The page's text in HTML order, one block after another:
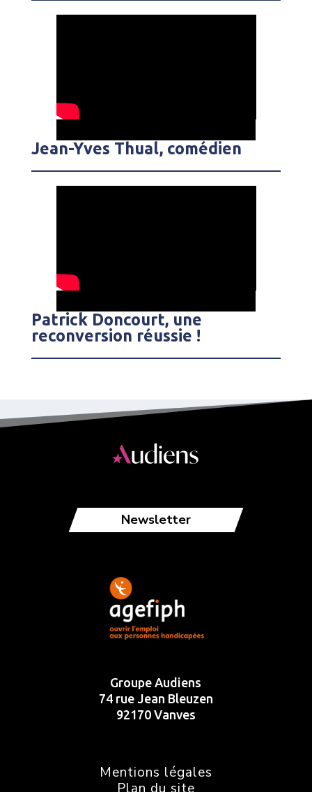
Jean-Yves Thual, comédien
Patrick Doncourt, une
reconversion réussie !
Newsletter
Groupe Audiens
74 rue Jean Bleuzen
92170 Vanves
Mentions légales